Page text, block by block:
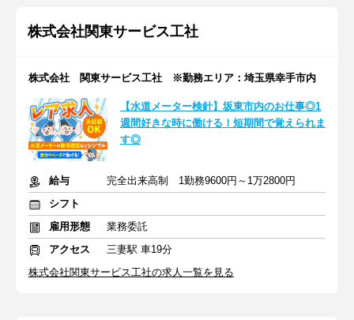
株式会社関東サービス工社
株式会社 関東サービス工社 ※勤務エリア：埼玉県幸手市内
【水道メーター検針】坂東市内のお仕事◎1
週間好きな時に働ける！短期間で覚えられま
す◎
給与
完全出来高制 1勤務9600円～1万2800円
シフト
雇用形態
業務委託
アクセス
三妻駅 車19分
株式会社関東サービス工社の求人一覧を見る